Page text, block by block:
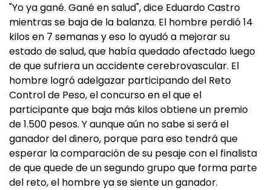
"Yo ya gané. Gané en salud", dice Eduardo Castro
mientras se baja de la balanza. El hombre perdió 14
kilos en 7 semanas y eso lo ayudó a mejorar su
estado de salud, que había quedado afectado luego
de que sufriera un accidente cerebrovascular. El
hombre logró adelgazar participando del Reto
Control de Peso, el concurso en el que el
participante que baja más kilos obtiene un premio
de 1.500 pesos. Y aunque aún no sabe si será el
ganador del dinero, porque para eso tendrá que
esperar la comparación de su pesaje con el finalista
de que quede de un segundo grupo que forma parte
del reto, el hombre ya se siente un ganador.